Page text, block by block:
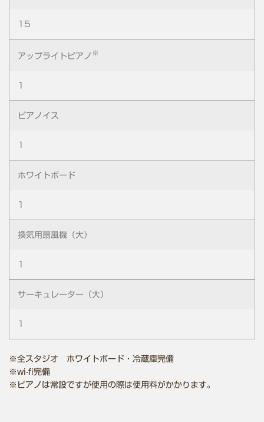
15
アップライトピアノ ※
ピアノイス
ホワイトボード
換気用扇風機（大）
サーキュレーター（大）
※全スタジオ ホワイトボード・冷蔵庫完備
※wi-fi完備
※ピアノは常設ですが使用の際は使用料がかかります。